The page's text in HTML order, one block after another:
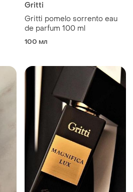
Gritti
Gritti pomelo sorrento eau
de parfum 100 ml
100 мл